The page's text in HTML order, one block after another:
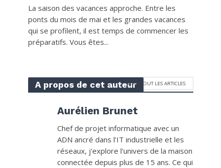
La saison des vacances approche. Entre les
ponts du mois de mai et les grandes vacances
qui se profilent, il est temps de commencer les
préparatifs. Vous êtes...
A propos de cet auteurVOIR TOUT LES ARTICLES
Aurélien Brunet
Chef de projet informatique avec un
ADN ancré dans l’IT industrielle et les
réseaux, j'explore l'univers de la maison
connectée depuis plus de 15 ans. Ce qui